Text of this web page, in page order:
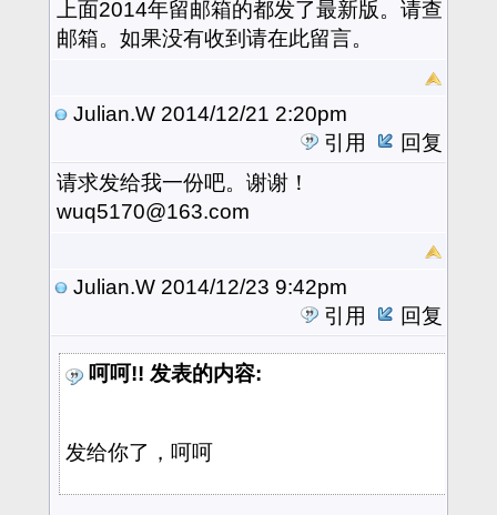
上面2014年留邮箱的都发了最新版。请查
邮箱。如果没有收到请在此留言。
Julian.W 2014/12/21 2:20pm
引用
回复
请求发给我一份吧。谢谢！
wuq5170@163.com
Julian.W 2014/12/23 9:42pm
引用
回复
呵呵!! 发表的内容:
发给你了，呵呵